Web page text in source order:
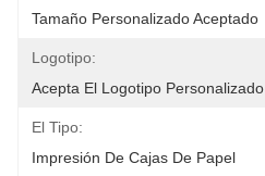
Tamaño Personalizado Aceptado
Logotipo:
Acepta El Logotipo Personalizado
El Tipo:
Impresión De Cajas De Papel